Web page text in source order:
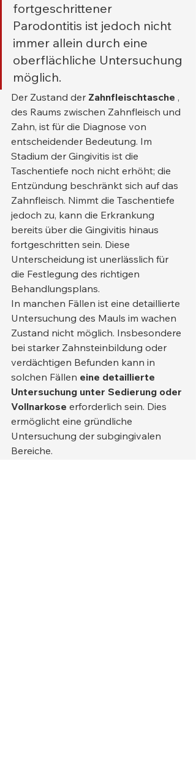
fortgeschrittener
Parodontitis ist jedoch nicht
immer allein durch eine
oberflächliche Untersuchung
möglich.
Der Zustand der Zahnfleischtasche ,
des Raums zwischen Zahnfleisch und
Zahn, ist für die Diagnose von
entscheidender Bedeutung. Im
Stadium der Gingivitis ist die
Taschentiefe noch nicht erhöht; die
Entzündung beschränkt sich auf das
Zahnfleisch. Nimmt die Taschentiefe
jedoch zu, kann die Erkrankung
bereits über die Gingivitis hinaus
fortgeschritten sein. Diese
Unterscheidung ist unerlässlich für
die Festlegung des richtigen
Behandlungsplans.
In manchen Fällen ist eine detaillierte
Untersuchung des Mauls im wachen
Zustand nicht möglich. Insbesondere
bei starker Zahnsteinbildung oder
verdächtigen Befunden kann in
solchen Fällen eine detaillierte
Untersuchung unter Sedierung oder
Vollnarkose erforderlich sein. Dies
ermöglicht eine gründliche
Untersuchung der subgingivalen
Bereiche.